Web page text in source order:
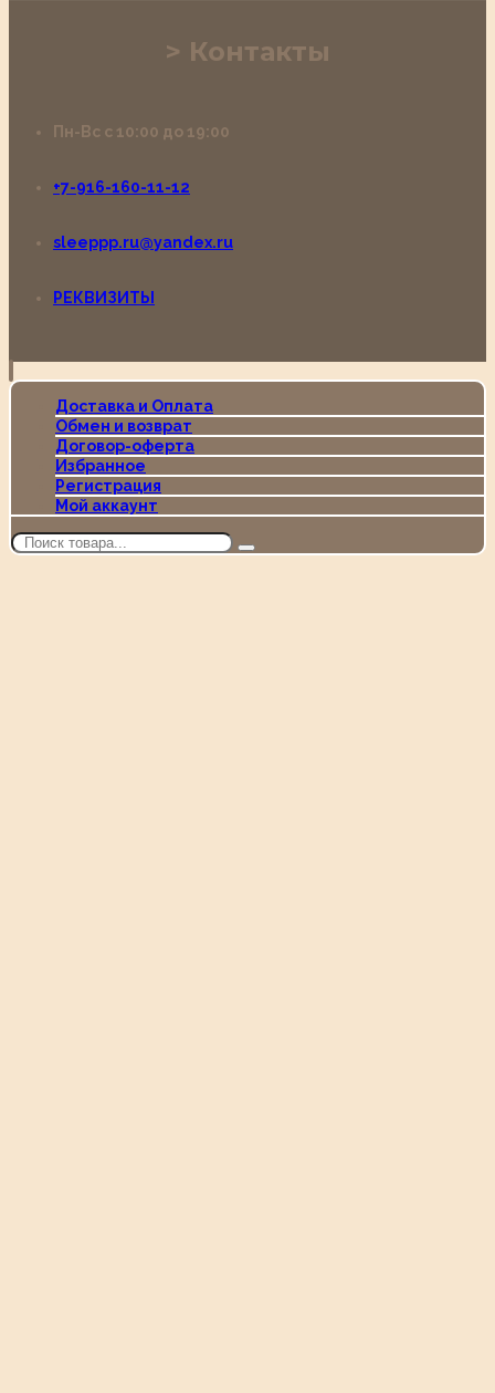
Контакты
Пн-Вс с 10:00 до 19:00
+7-916-160-11-12
sleeppp.ru@yandex.ru
РЕКВИЗИТЫ
Доставка и Оплата
Обмен и возврат
Договор-оферта
Избранное
Регистрация
Мой аккаунт